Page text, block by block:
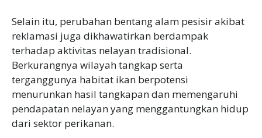
Selain itu, perubahan bentang alam pesisir akibat
reklamasi juga dikhawatirkan berdampak
terhadap aktivitas nelayan tradisional.
Berkurangnya wilayah tangkap serta
terganggunya habitat ikan berpotensi
menurunkan hasil tangkapan dan memengaruhi
pendapatan nelayan yang menggantungkan hidup
dari sektor perikanan.